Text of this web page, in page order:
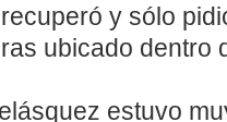
y sólo
ubicado dentro
estuvo